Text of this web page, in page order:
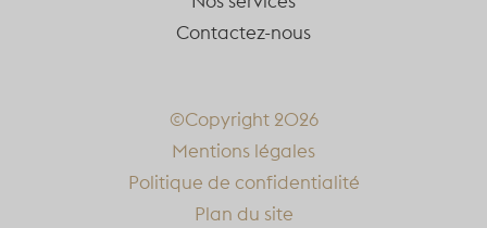
Contactez-nous
©Copyright 2026
Mentions légales
Politique de confidentialité
Plan du site